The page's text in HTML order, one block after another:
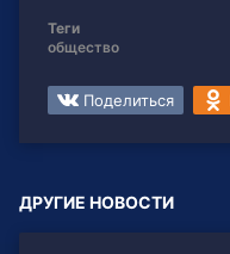
Теги
общество
Поделиться
ДРУГИЕ НОВОСТИ